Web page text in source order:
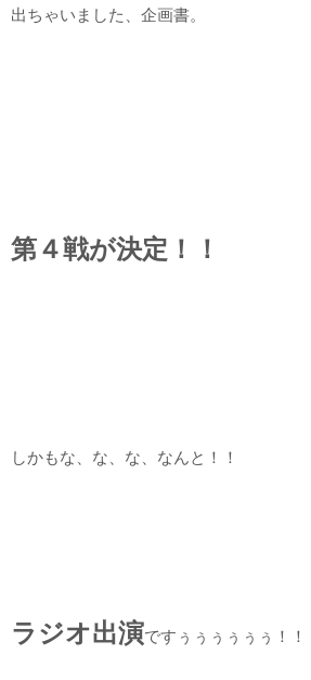
出ちゃいました、企画書。
第４戦が決定！！
しかもな、な、な、なんと！！
ラジオ出演ですぅぅぅぅぅぅ！！